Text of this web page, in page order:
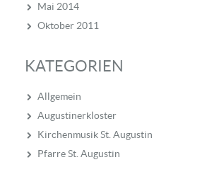
Mai 2014
Oktober 2011
KATEGORIEN
Allgemein
Augustinerkloster
Kirchenmusik St. Augustin
Pfarre St. Augustin